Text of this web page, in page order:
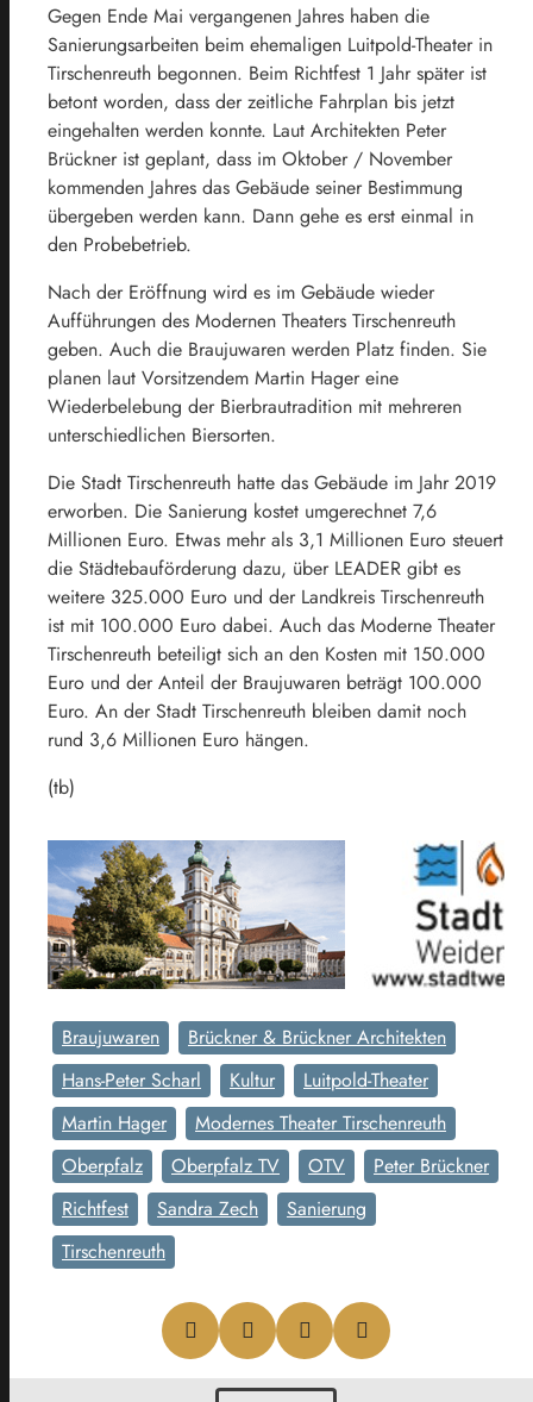
Gegen Ende Mai vergangenen Jahres haben die
Sanierungsarbeiten beim ehemaligen Luitpold-Theater in
Tirschenreuth begonnen. Beim Richtfest 1 Jahr später ist
betont worden, dass der zeitliche Fahrplan bis jetzt
eingehalten werden konnte. Laut Architekten Peter
Brückner ist geplant, dass im Oktober / November
kommenden Jahres das Gebäude seiner Bestimmung
übergeben werden kann. Dann gehe es erst einmal in
den Probebetrieb.
Nach der Eröffnung wird es im Gebäude wieder
Aufführungen des Modernen Theaters Tirschenreuth
geben. Auch die Braujuwaren werden Platz finden. Sie
planen laut Vorsitzendem Martin Hager eine
Wiederbelebung der Bierbrautradition mit mehreren
unterschiedlichen Biersorten.
Die Stadt Tirschenreuth hatte das Gebäude im Jahr 2019
erworben. Die Sanierung kostet umgerechnet 7,6
Millionen Euro. Etwas mehr als 3,1 Millionen Euro steuert
die Städtebauförderung dazu, über LEADER gibt es
weitere 325.000 Euro und der Landkreis Tirschenreuth
ist mit 100.000 Euro dabei. Auch das Moderne Theater
Tirschenreuth beteiligt sich an den Kosten mit 150.000
Euro und der Anteil der Braujuwaren beträgt 100.000
Euro. An der Stadt Tirschenreuth bleiben damit noch
rund 3,6 Millionen Euro hängen.
(tb)
Braujuwaren
Brückner & Brückner Architekten
Hans-Peter Scharl
Kultur
Luitpold-Theater
Martin Hager
Modernes Theater Tirschenreuth
Oberpfalz
Oberpfalz TV OTV
Peter Brückner
Richtfest
Sandra Zech
Sanierung
Tirschenreuth